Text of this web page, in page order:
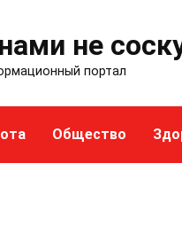
не
портал
Общество